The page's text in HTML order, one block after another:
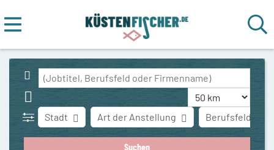
Stadt Art der Anstellung Berufsfeld